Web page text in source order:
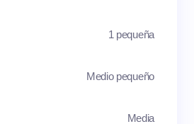
1 pequeña
Medio pequeño
Media